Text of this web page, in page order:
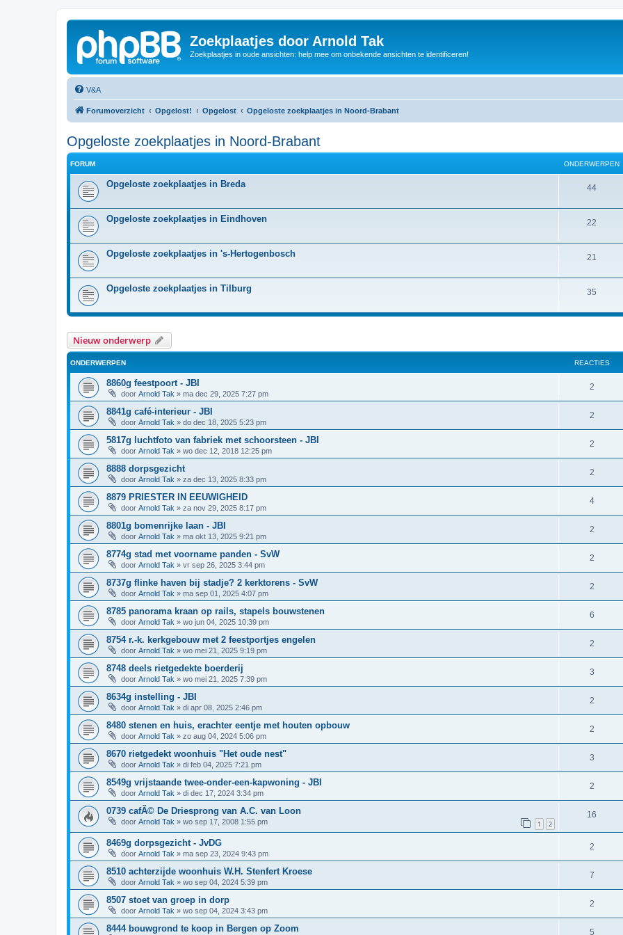
Zoekplaatjes door Arnold Tak
Zoekplaatjes in oude ansichten: help mee om onbekende ansichten te identificeren!
V&A
Forumoverzicht Opgelost! Opgelost Opgeloste zoekplaatjes in Noord-Brabant
Opgeloste zoekplaatjes in Noord-Brabant
FORUM ONDERWERPEN
Opgeloste zoekplaatjes in Breda 44
Opgeloste zoekplaatjes in Eindhoven 22
Opgeloste zoekplaatjes in 's-Hertogenbosch 21
Opgeloste zoekplaatjes in Tilburg 35
Nieuw onderwerp
ONDERWERPEN REACTIES
8860g feestpoort - JBI
door Arnold Tak » ma dec 29, 2025 7:27 pm
2
8841g café-interieur - JBI
door Arnold Tak » do dec 18, 2025 5:23 pm
2
5817g luchtfoto van fabriek met schoorsteen - JBI
door Arnold Tak » wo dec 12, 2018 12:25 pm
2
8888 dorpsgezicht
door Arnold Tak » za dec 13, 2025 8:33 pm
2
8879 PRIESTER IN EEUWIGHEID
door Arnold Tak » za nov 29, 2025 8:17 pm
4
8801g bomenrijke laan - JBI
door Arnold Tak » ma okt 13, 2025 9:21 pm
2
8774g stad met voorname panden - SvW
door Arnold Tak » vr sep 26, 2025 3:44 pm
2
8737g flinke haven bij stadje? 2 kerktorens - SvW
door Arnold Tak » ma sep 01, 2025 4:07 pm
2
8785 panorama kraan op rails, stapels bouwstenen
door Arnold Tak » wo jun 04, 2025 10:39 pm
6
8754 r.-k. kerkgebouw met 2 feestportjes engelen
door Arnold Tak » wo mei 21, 2025 9:19 pm
2
8748 deels rietgedekte boerderij
door Arnold Tak » wo mei 21, 2025 7:39 pm
3
8634g instelling - JBI
door Arnold Tak » di apr 08, 2025 2:46 pm
2
8480 stenen en huis, erachter eentje met houten opbouw
door Arnold Tak » zo aug 04, 2024 5:06 pm
2
8670 rietgedekt woonhuis "Het oude nest"
door Arnold Tak » di feb 04, 2025 7:21 pm
3
8549g vrijstaande twee-onder-een-kapwoning - JBI
door Arnold Tak » di dec 17, 2024 3:34 pm
2
0739 cafÃ© De Driesprong van A.C. van Loon
door Arnold Tak » wo sep 17, 2008 1:55 pm 1 2
16
8469g dorpsgezicht - JvDG
door Arnold Tak » ma sep 23, 2024 9:43 pm
2
8510 achterzijde woonhuis W.H. Stenfert Kroese
door Arnold Tak » wo sep 04, 2024 5:39 pm
7
8507 stoet van groep in dorp
door Arnold Tak » wo sep 04, 2024 3:43 pm
2
8444 bouwgrond te koop in Bergen op Zoom 5